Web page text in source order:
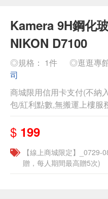
Kamera 9H鋼化
NIKON D7100
◎規格： 1件 ◎逛逛專
司
商城限用信用卡支付(不納
包/紅利點數,無搬運上樓服
$ 199
【線上商城限定】
贈，每人期間最高贈5次)